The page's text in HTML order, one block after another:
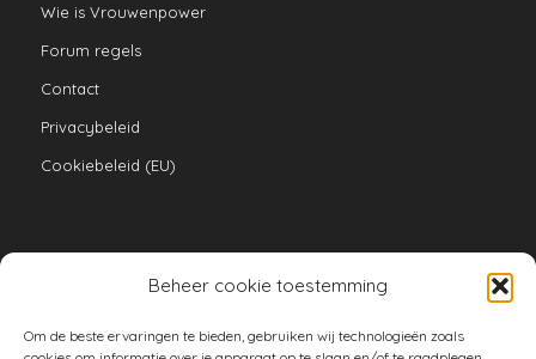
Beheer cookie toestemming
Om de beste ervaringen te bieden, gebruiken wij technologieën zoals
Wie is Vrouwenpower
Forum regels
Contact
Privacybeleid
Cookiebeleid (EU)
armoe keuken